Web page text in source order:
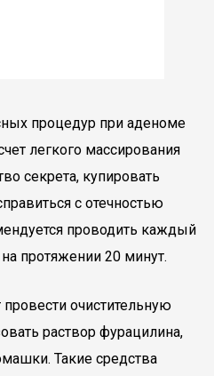
процедур при аденоме
легкого массирования
секрета, купировать
с отечностью
проводить каждый
протяжении 20 минут.
очистительную
раствор фурацилина,
Такие средства